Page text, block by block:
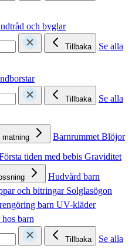
och byglar
Tillbaka
Se alla
Tillbaka
Se alla
matning BarnrummetBlöjor
tiden med bebis Graviditet
Hudvård barn
och bitringar Solglasögon
barn UV-kläder
barn
Tillbaka
Se alla